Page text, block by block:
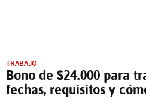
TRABAJO
Bono de $24.000 para
fechas, requisitos y